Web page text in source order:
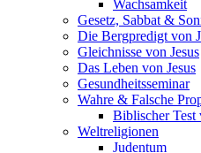
Wachsamkeit
Gesetz, Sabbat &
Die Bergpredigt von
Gleichnisse von Jesus
Das Leben von Jesus
Gesundheitsseminar
Wahre & Falsche
Biblischer Test
Weltreligionen
Judentum